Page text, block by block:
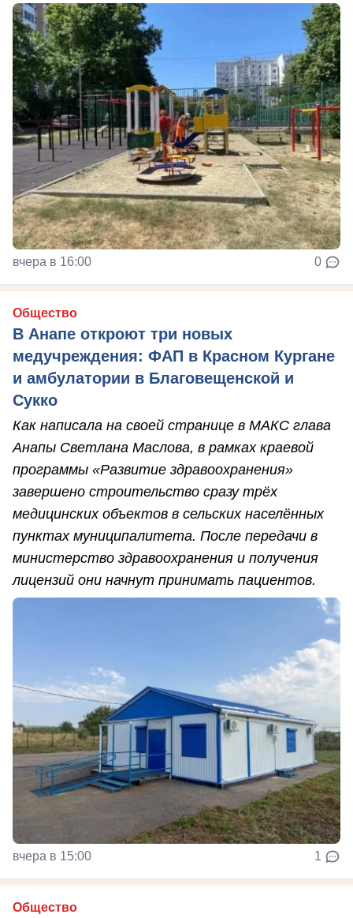
вчера в 16:00 0
Общество
В Анапе откроют три новых
медучреждения: ФАП в Красном Кургане
и амбулатории в Благовещенской и
Сукко
Как написала на своей странице в МАКС глава
Анапы Светлана Маслова, в рамках краевой
программы «Развитие здравоохранения»
завершено строительство сразу трёх
медицинских объектов в сельских населённых
пунктах муниципалитета. После передачи в
министерство здравоохранения и получения
лицензий они начнут принимать пациентов.
вчера в 15:00 1
Общество